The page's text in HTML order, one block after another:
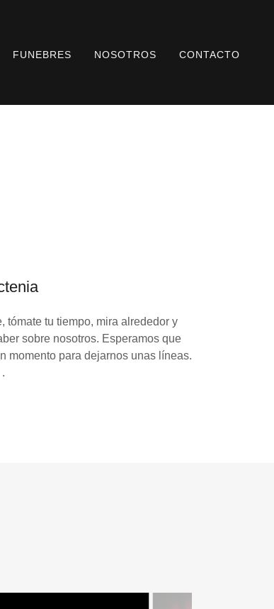
FUNEBRES NOSOTROS CONTACTO
tómate tu tiempo, mira alrededor y
sobre nosotros. Esperamos que
momento para dejarnos unas líneas.
.